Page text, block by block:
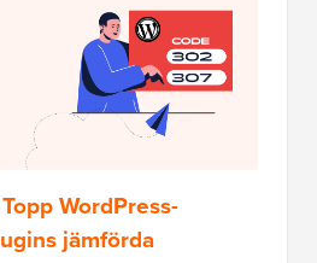
WordPress-
jämförda